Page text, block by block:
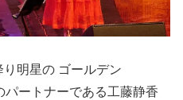
明星の ゴールデン
ートナーである工藤静香